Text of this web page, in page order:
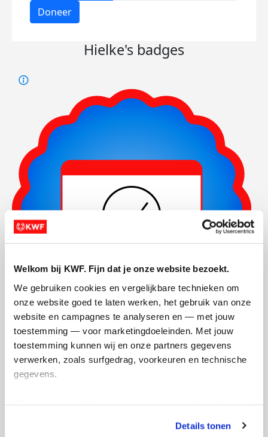
Welkom bij KWF. Fijn dat je onze website bezoekt.
We gebruiken cookies en vergelijkbare technieken om
onze website goed te laten werken, het gebruik van onze
website en campagnes te analyseren en — met jouw
toestemming — voor marketingdoeleinden. Met jouw
toestemming kunnen wij en onze partners gegevens
verwerken, zoals surfgedrag, voorkeuren en technische
gegevens.
tonen. Je kunt je toestemming op elk moment wijzigen of
Details tonen
Doneer
Hielke's badges
Actiepagina gemaakt